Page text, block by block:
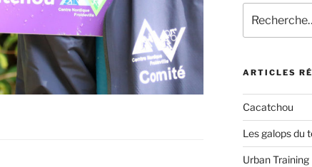
pour
:
ARTICLES
Cacatchou
Les galops du
Urban Training